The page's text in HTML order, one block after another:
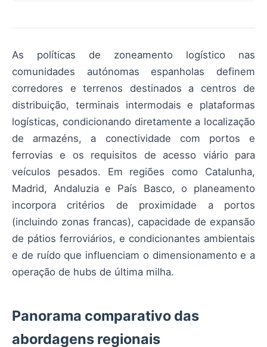
As políticas de zoneamento logístico nas
comunidades autónomas espanholas definem
corredores e terrenos destinados a centros de
distribuição, terminais intermodais e plataformas
logísticas, condicionando diretamente a localização
de armazéns, a conectividade com portos e
ferrovias e os requisitos de acesso viário para
veículos pesados. Em regiões como Catalunha,
Madrid, Andaluzia e País Basco, o planeamento
incorpora critérios de proximidade a portos
(incluindo zonas francas), capacidade de expansão
de pátios ferroviários, e condicionantes ambientais
e de ruído que influenciam o dimensionamento e a
operação de hubs de última milha.
Panorama comparativo das
abordagens regionais